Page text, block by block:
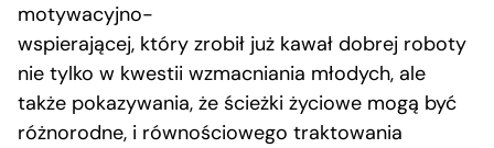
motywacyjno-
wspierającej, który zrobił już kawał dobrej roboty
nie tylko w kwestii wzmacniania młodych, ale
także pokazywania, że ścieżki życiowe mogą być
różnorodne, i równościowego traktowania